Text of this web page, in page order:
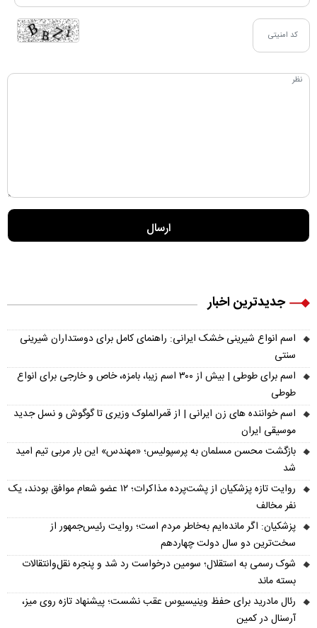
جدیدترین اخبار
اسم انواع شیرینی خشک ایرانی: راهنمای کامل برای دوستداران شیرینی
سنتی
اسم برای طوطی | بیش از ۳۰۰ اسم زیبا، بامزه، خاص و خارجی برای انواع
طوطی
اسم خواننده های زن ایرانی | از قمرالملوک وزیری تا گوگوش و نسل جدید
موسیقی ایران
بازگشت محسن مسلمان به پرسپولیس؛ «مهندس» این بار مربی تیم امید
شد
روایت تازه پزشکیان از پشت‌پرده مذاکرات؛ ۱۲ عضو شعام موافق بودند، یک
نفر مخالف
پزشکیان: اگر مانده‌ایم به‌خاطر مردم است؛ روایت رئیس‌جمهور از
سخت‌ترین دو سال دولت چهاردهم
شوک رسمی به استقلال؛ سومین درخواست رد شد و پنجره نقل‌وانتقالات
بسته ماند
رئال مادرید برای حفظ وینیسیوس عقب نشست؛ پیشنهاد تازه روی میز،
آرسنال در کمین